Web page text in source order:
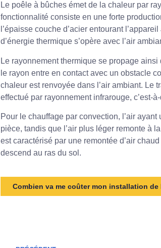
Le poêle à bûches émet de la chaleur par
fonctionnalité consiste en une forte
l’épaisse couche d’acier entourant
d’énergie thermique s’opère avec l’air
Le rayonnement thermique se propage
le rayon entre en contact avec un obstacle
chaleur est renvoyée dans l’air ambiant. Le
effectué par rayonnement infrarouge, c’est-
Pour le chauffage par convection, l’air
pièce, tandis que l’air plus léger remonte à
est caractérisé par une remontée d’air
descend au ras du sol.
Combien va me coûter mon installation de